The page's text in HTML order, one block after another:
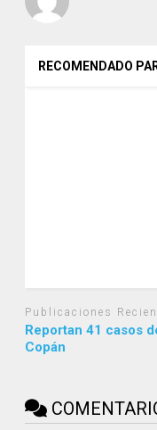
RECOMENDADO
Publicaciones
Reportan 41 casos
Copán